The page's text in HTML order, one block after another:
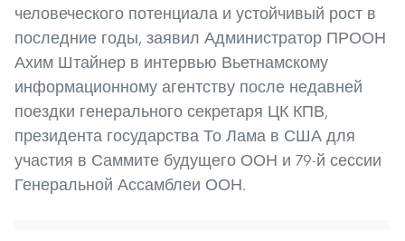
человеческого потенциала и устойчивый рост в
последние годы, заявил Администратор ПРООН
Ахим Штайнер в интервью Вьетнамскому
информационному агентству после недавней
поездки генерального секретаря ЦК КПВ,
президента государства То Лама в США для
участия в Саммите будущего ООН и 79-й сессии
Генеральной Ассамблеи ООН.